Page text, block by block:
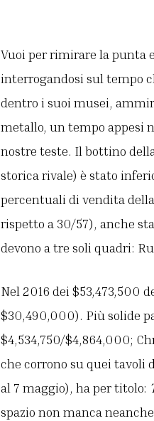
Vuoi per rimirare la punta
interrogandosi sul tempo
dentro i suoi musei,
metallo, un tempo appesi
nostre teste. Il bottino
storica rivale) è stato
percentuali di vendita della
rispetto a 30/57), anche
devono a tre soli quadri:
Nel 2016 dei $53,473,500
$30,490,000). Più solide
$4,534,750/$4,864,000;
che corrono su quei tavoli
al 7 maggio), ha per titolo:
spazio non manca